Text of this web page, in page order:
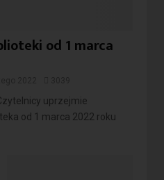
od 1 marca
uprzejmie
od 1 marca 2022 roku